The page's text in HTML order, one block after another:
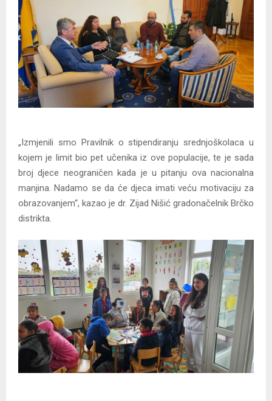
„Izmjenili smo Pravilnik o stipendiranju srednjoškolaca u
kojem je limit bio pet učenika iz ove populacije, te je sada
broj djece neograničen kada je u pitanju ova nacionalna
manjina. Nadamo se da će djeca imati veću motivaciju za
obrazovanjem“, kazao je dr. Zijad Nišić gradonačelnik Brčko
distrikta.